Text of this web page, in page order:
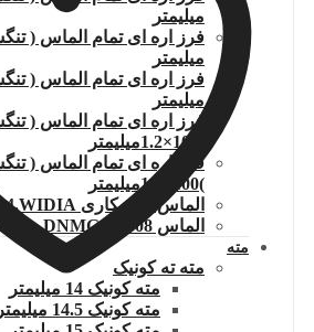
میلیمتر
میلیمتر
میلیمتر
فرز اره ای تمام الماس (
فرز اره ای تمام الماس (
)100×1.5میلیمتر
الماس تراشکاری TCMT110204.WIDIA
الماس DNMG150608
مته
مته ته کونیک
مته کونیک 14 میلیمتر
مته کونیک 14.5 میلیمتر